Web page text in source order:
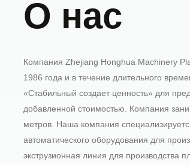
О нас
Компания Zhejiang Honghua Machinery
1986 года и в течение длительного
«Стабильный создает ценность» для
добавленной стоимостью. Компания
метров. Наша компания
автоматического оборудования для
экструзионная линия для производства